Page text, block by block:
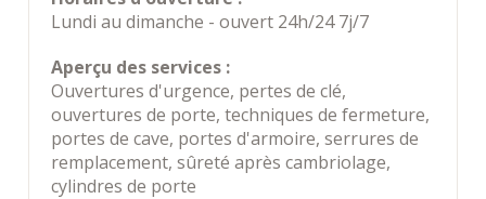
Lundi au dimanche - ouvert 24h/24 7j/7
Aperçu des services :
Ouvertures d'urgence, pertes de clé,
ouvertures de porte, techniques de fermeture,
portes de cave, portes d'armoire, serrures de
remplacement, sûreté après cambriolage,
cylindres de porte